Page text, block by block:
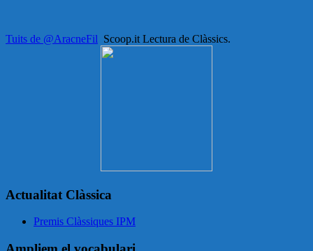
Tuits de @AracneFil Scoop.it Lectura de Clàssics.
Actualitat Clàssica
Premis Clàssiques IPM